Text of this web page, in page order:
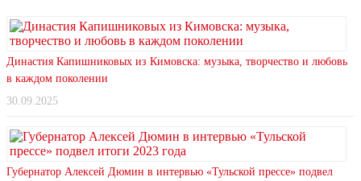
Династия Капишниковых из Кимовска: музыка, творчество и любовь
в каждом поколении
30.09.2025
Губернатор Алексей Дюмин в интервью «Тульской прессе» подвел